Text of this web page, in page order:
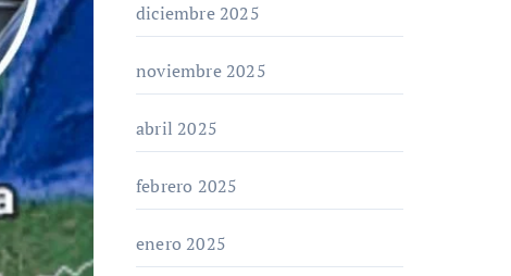
diciembre 2025
noviembre 2025
abril 2025
febrero 2025
enero 2025